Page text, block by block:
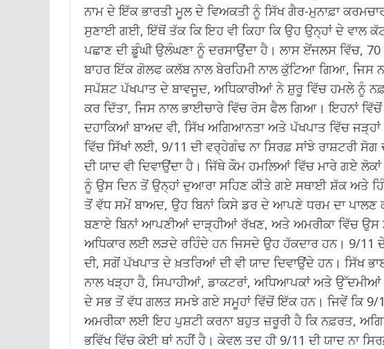
ਨਾਮ ਦੇ ਇੱਕ ਭਾਰਤੀ ਮੂਲ ਦੇ ਵਿਅਕਤੀ ਨੂੰ ਸਿੱਖ ਗੈਰ-ਮੁਨਾਫ਼ਾ
ਸੁਣਾਈ ਗਈ, ਇੱਥੋਂ ਤੱਕ ਕਿ ਇਹ ਵੀ ਕਿਹਾ ਕਿ ਉਹ ਉਨ੍ਹਾਂ ਦੇ ਵਾਲ
ਪਛਾਣ ਦੀ ਡੂੰਘੀ ਉਲੰਘਣਾ ਨੂੰ ਦਰਸਾਉਂਦਾ ਹੈ। ਲਾਸ ਏਂਜਲਸ ਵਿੱਚ,
ਬਾਹਰ ਇੱਕ ਗੋਲਫ ਕਲੱਬ ਨਾਲ ਬੇਰਹਿਮੀ ਨਾਲ ਕੁੱਟਿਆ ਗਿਆ, ਜਿਸ
ਸਪੱਸ਼ਟ ਪੱਖਪਾਤ ਦੇ ਬਾਵਜੂਦ, ਅਧਿਕਾਰੀਆਂ ਨੇ ਸ਼ੁਰੂ ਵਿੱਚ ਹਮਲੇ ਨੂੰ
ਕਰ ਦਿੱਤਾ, ਜਿਸ ਨਾਲ ਭਾਈਚਾਰੇ ਵਿੱਚ ਰੋਸ ਫੈਲ ਗਿਆ। ਇਹਨਾਂ
ਦਹਾਕਿਆਂ ਬਾਅਦ ਵੀ, ਸਿੱਖ ਅਗਿਆਨਤਾ ਅਤੇ ਪੱਖਪਾਤ ਵਿੱਚ ਜੜ੍ਹਾਂ
ਵਿੱਚ ਸਿੱਖਾਂ ਲਈ, 9/11 ਦੀ ਵਰ੍ਹੇਗੰਢ ਨਾ ਸਿਰਫ਼ ਸਾਂਝੇ ਰਾਸ਼ਟਰੀ
ਦੀ ਯਾਦ ਵੀ ਦਿਵਾਉਂਦਾ ਹੈ। ਜਿੱਥੇ ਕੌਮ ਹਮਲਿਆਂ ਵਿੱਚ ਮਾਰੇ ਗਏ
ਨੂੰ ਉਸ ਦਿਨ ਤੋਂ ਉਨ੍ਹਾਂ ਦੁਆਰਾ ਸਹਿਣ ਕੀਤੇ ਗਏ ਸਥਾਈ ਸ਼ੱਕ ਅਤੇ
ਤੋਂ ਵੱਧ ਸਮੇਂ ਬਾਅਦ, ਉਹ ਬਿਨਾਂ ਕਿਸੇ ਡਰ ਦੇ ਆਪਣੇ ਧਰਮ ਦਾ
ਬਣਾਏ ਬਿਨਾਂ ਆਪਣੀਆਂ ਦਾੜ੍ਹੀਆਂ ਰੱਖਣ, ਅਤੇ ਅਮਰੀਕਾ ਵਿੱਚ
ਅਧਿਕਾਰ ਲਈ ਲੜਦੇ ਰਹਿੰਦੇ ਹਨ ਜਿਸਦੇ ਉਹ ਹੱਕਦਾਰ ਹਨ। 9/11
ਦੀ, ਸਗੋਂ ਪੱਖਪਾਤ ਦੇ ਖ਼ਤਰਿਆਂ ਦੀ ਵੀ ਯਾਦ ਦਿਵਾਉਂਦੇ ਹਨ। ਸਿੱਖ
ਨਾਲ ਖੜ੍ਹਾ ਹੈ, ਸਿਪਾਹੀਆਂ, ਡਾਕਟਰਾਂ, ਅਧਿਆਪਕਾਂ ਅਤੇ ਉੱਦਮੀਆਂ
ਦੇ ਸਭ ਤੋਂ ਵੱਧ ਗਲਤ ਸਮਝੇ ਗਏ ਸਮੂਹਾਂ ਵਿੱਚੋਂ ਇੱਕ ਹਨ। ਜਿਵੇਂ ਕਿ
ਅਮਰੀਕਾ ਲਈ ਇਹ ਪੁਸ਼ਟੀ ਕਰਨਾ ਬਹੁਤ ਜ਼ਰੂਰੀ ਹੈ ਕਿ ਨਫ਼ਰਤ,
ਭਵਿੱਖ ਵਿੱਚ ਕੋਈ ਥਾਂ ਨਹੀਂ ਹੈ। ਕੇਵਲ ਤਦ ਹੀ 9/11 ਦੀ ਯਾਦ ਨਾ